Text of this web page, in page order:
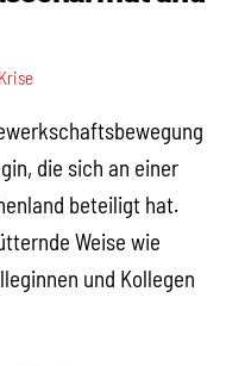
Krise
die sich an einer
beteiligt hat.
Weise wie
und Kollegen